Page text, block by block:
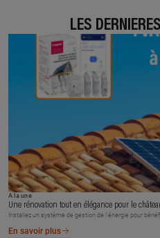
LES
À la une
Une rénovation tout en élégance pour le
Installez un système de gestion de l’énergie pour
En savoir plus